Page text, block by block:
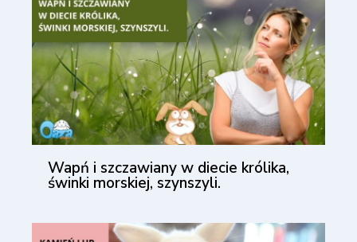
Wapń i szczawiany w diecie królika,
świnki morskiej, szynszyli.